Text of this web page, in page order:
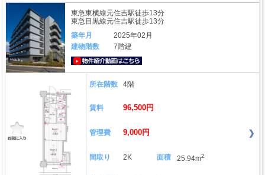
東急東横線元住吉駅徒歩13分
東急目黒線元住吉駅徒歩13分
築年月
2025年02月
建物階数
7階建
所在階数 4階
賃料 96,500円
管理費 9,000円
間取り 2K 面積 25.94m2